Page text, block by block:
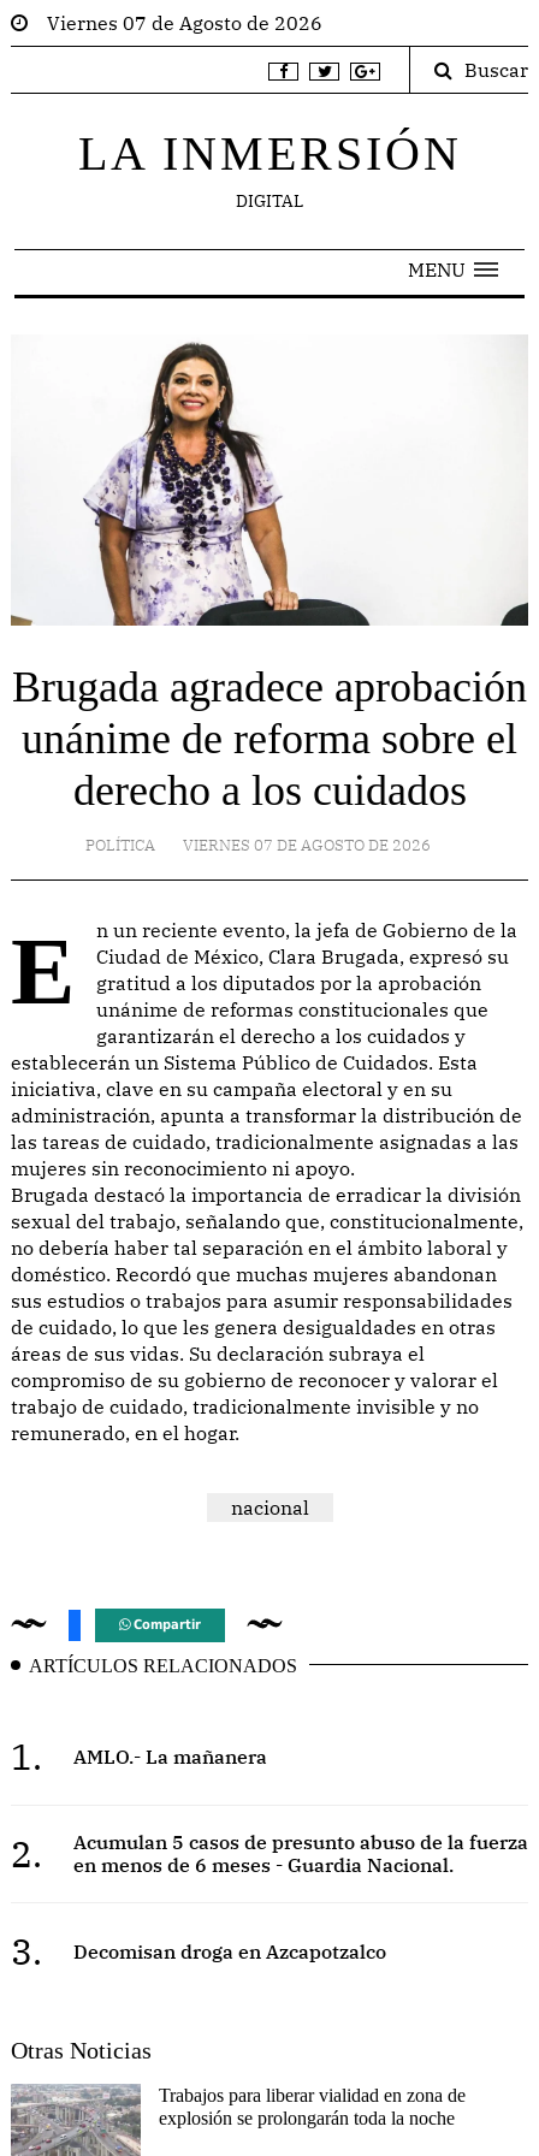
Viernes 07 de Agosto de 2026
Buscar
LA INMERSIÓN
DIGITAL
MENU
Brugada agradece aprobación
unánime de reforma sobre el
derecho a los cuidados
POLÍTICA VIERNES 07 DE AGOSTO DE 2026
En un reciente evento, la jefa de Gobierno de la
Ciudad de México, Clara Brugada, expresó su
gratitud a los diputados por la aprobación
unánime de reformas constitucionales que
garantizarán el derecho a los cuidados y
establecerán un Sistema Público de Cuidados. Esta
iniciativa, clave en su campaña electoral y en su
administración, apunta a transformar la distribución de
las tareas de cuidado, tradicionalmente asignadas a las
mujeres sin reconocimiento ni apoyo.
Brugada destacó la importancia de erradicar la división
sexual del trabajo, señalando que, constitucionalmente,
no debería haber tal separación en el ámbito laboral y
doméstico. Recordó que muchas mujeres abandonan
sus estudios o trabajos para asumir responsabilidades
de cuidado, lo que les genera desigualdades en otras
áreas de sus vidas. Su declaración subraya el
compromiso de su gobierno de reconocer y valorar el
trabajo de cuidado, tradicionalmente invisible y no
remunerado, en el hogar.
nacional
Compartir
ARTÍCULOS RELACIONADOS
1. AMLO.- La mañanera
2.
Acumulan 5 casos de presunto abuso de la fuerza
en menos de 6 meses - Guardia Nacional.
3. Decomisan droga en Azcapotzalco
Otras Noticias
Trabajos para liberar vialidad en zona de
explosión se prolongarán toda la noche